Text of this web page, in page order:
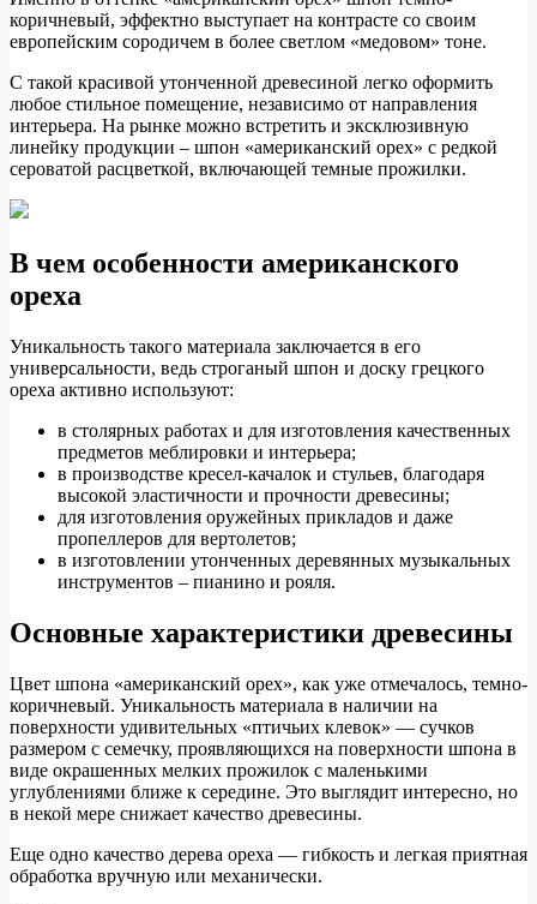
коричневый, эффектно выступает на контрасте со своим
европейским сородичем в более светлом «медовом» тоне.
С такой красивой утонченной древесиной легко оформить
любое стильное помещение, независимо от направления
интерьера. На рынке можно встретить и эксклюзивную
линейку продукции – шпон «американский орех» с редкой
сероватой расцветкой, включающей темные прожилки.
В чем особенности американского
ореха
Уникальность такого материала заключается в его
универсальности, ведь строганый шпон и доску грецкого
ореха активно используют:
в столярных работах и для изготовления качественных
предметов меблировки и интерьера;
в производстве кресел-качалок и стульев, благодаря
высокой эластичности и прочности древесины;
для изготовления оружейных прикладов и даже
пропеллеров для вертолетов;
в изготовлении утонченных деревянных музыкальных
инструментов – пианино и рояля.
Основные характеристики древесины
Цвет шпона «американский орех», как уже отмечалось, темно-
коричневый. Уникальность материала в наличии на
поверхности удивительных «птичьих клевок» — сучков
размером с семечку, проявляющихся на поверхности шпона в
виде окрашенных мелких прожилок с маленькими
углублениями ближе к середине. Это выглядит интересно, но
в некой мере снижает качество древесины.
Еще одно качество дерева ореха — гибкость и легкая приятная
обработка вручную или механически.